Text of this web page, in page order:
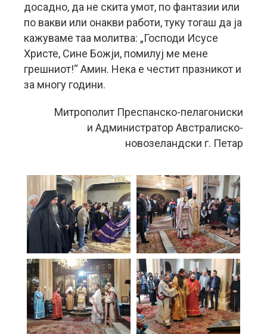
досадно, да не скита умот, по фантазии или
по вакви или онакви работи, туку тогаш да ја
кажуваме таа молитва: „Господи Исусе
Христе, Сине Божји, помилуј ме мене
грешниот!“ Амин. Нека е честит празникот и
за многу години.
Митрополит Преспанско-пелагониски
и Администратор Австралиско-
новозеландски г. Петар